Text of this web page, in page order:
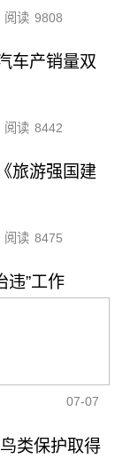
阅读 9808
车产销量双
阅读 8442
旅游强国建
阅读 8475
违”工作
07-07
类保护取得